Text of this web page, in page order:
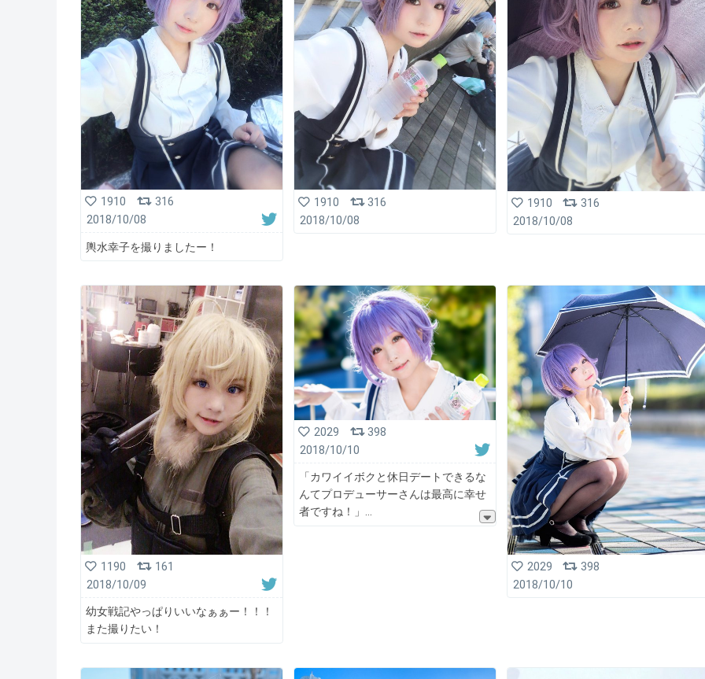
1910
316
2018/10/08
輿水幸子を撮りましたー！
1910
316
2018/10/08
1910
316
2018/10/08
1190
161
2018/10/09
幼女戦記やっぱりいいなぁぁー！！！
また撮りたい！
2029
398
2018/10/10
「カワイイボクと休日デートできるな
んてプロデューサーさんは最高に幸せ
者ですね！」
2029
398
2018/10/10